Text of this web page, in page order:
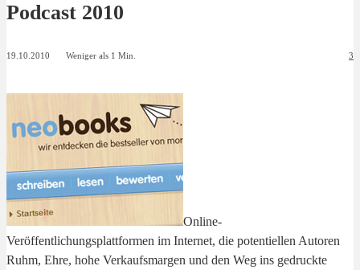
Podcast 2010
19.10.2010 Weniger als 1 Min. 3
Online-
Veröffentlichungsplattformen im Internet, die potentiellen Autoren
Ruhm, Ehre, hohe Verkaufsmargen und den Weg ins gedruckte